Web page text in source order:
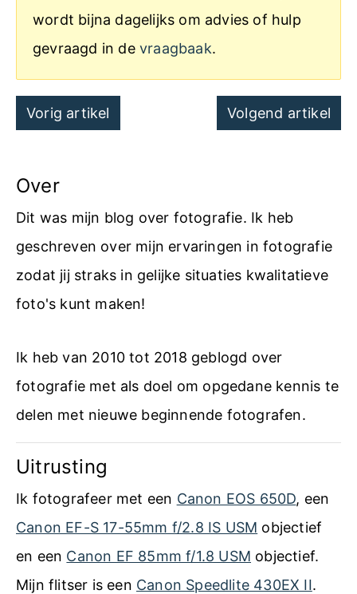
wordt bijna dagelijks om advies of hulp
gevraagd in de vraagbaak.
Post
navigation
Vorig artikel Volgend artikel
Over
Dit was mijn blog over fotografie. Ik heb
geschreven over mijn ervaringen in fotografie
zodat jij straks in gelijke situaties kwalitatieve
foto's kunt maken!
Ik heb van 2010 tot 2018 geblogd over
fotografie met als doel om opgedane kennis te
delen met nieuwe beginnende fotografen.
Uitrusting
Ik fotografeer met een Canon EOS 650D, een
Canon EF-S 17-55mm f/2.8 IS USM objectief
en een Canon EF 85mm f/1.8 USM objectief.
Mijn flitser is een Canon Speedlite 430EX II.